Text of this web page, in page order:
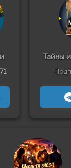
Тайны